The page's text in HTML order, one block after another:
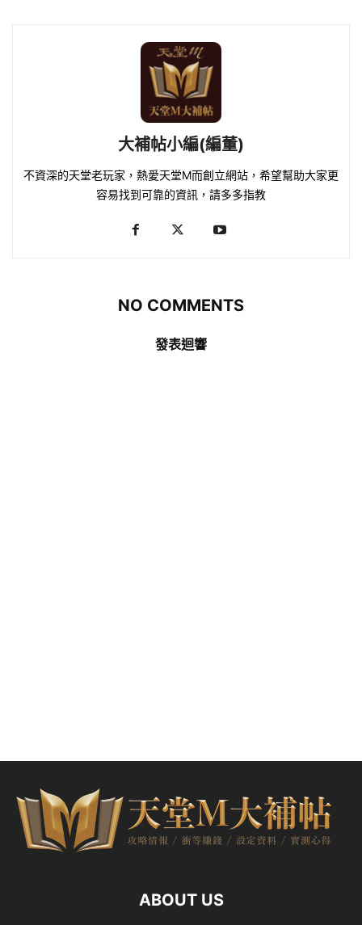
大補帖小編(編董)
不資深的天堂老玩家，熱愛天堂M而創立網站，希望幫助大家更
容易找到可靠的資訊，請多多指教
NO COMMENTS
發表迴響
ABOUT US